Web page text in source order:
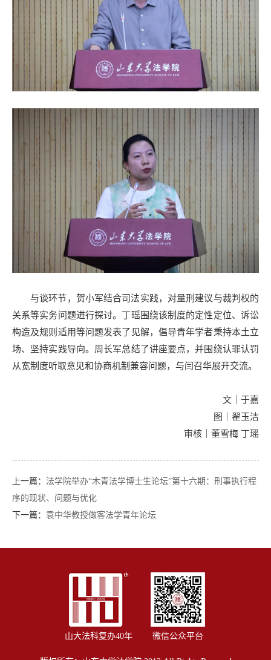
与谈环节，贺小军结合司法实践，对量刑建议与裁判权的
关系等实务问题进行探讨。丁瑶围绕该制度的定性定位、诉讼
构造及规则适用等问题发表了见解，倡导青年学者秉持本土立
场、坚持实践导向。周长军总结了讲座要点，并围绕认罪认罚
从宽制度听取意见和协商机制兼容问题，与闫召华展开交流。
文｜于嘉
图｜翟玉洁
审核｜董雪梅 丁瑶
上一篇： 法学院举办“木青法学博士生论坛”第十六期：刑事执行程
序的现状、问题与优化
下一篇： 袁中华教授做客法学青年论坛
山大法科复办40年 微信公众平台